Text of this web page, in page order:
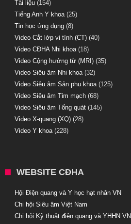
Tài liệu (154)
Tiếng Anh Y khoa(25)
Tin học ứng dụng (8)
Video Cắt lớp vi tính (CT) (40)
Video CĐHA Nhi khoa(18)
Video Cộng hưởng từ (MRI) (35)
Video Siêu âm Nhi khoa(32)
Video Siêu âm Sản phụ khoa(125)
Video Siêu âm Tim mạch (68)
Video Siêu âm Tổng quát (145)
Video X-quang (XQ) (28)
Video Y khoa(228)
WEBSITE CĐHA
Hội Điện quang và Y học hạt nhân VN
Chi hội Siêu âm Việt Nam
Chi hội Kỹ thuật điện quang và YHHN VN